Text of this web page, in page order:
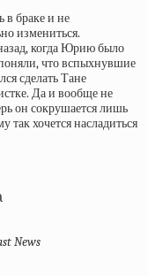
в браке и не
измениться.
когда Юрию было
что вспыхнувшие
сделать Тане
Да и вообще не
он сокрушается лишь
хочется насладиться
News